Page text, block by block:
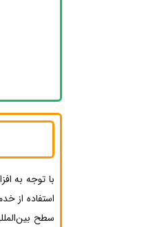
با توجه به
استفاده از
سطح